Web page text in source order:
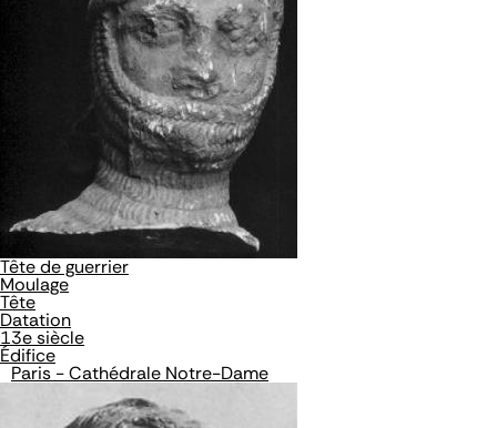
Tête de guerrier
Moulage
Tête
Datation
13e siècle
Édifice
Paris - Cathédrale Notre-Dame